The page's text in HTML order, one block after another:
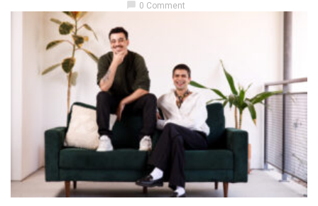
chat_bubble 0 Comment